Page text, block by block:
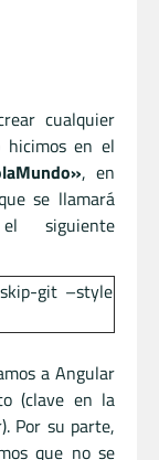
cualquier
hicimos en el
, en
se llamará
siguiente
git –style
a Angular
(clave en la
Por su parte,
que no se